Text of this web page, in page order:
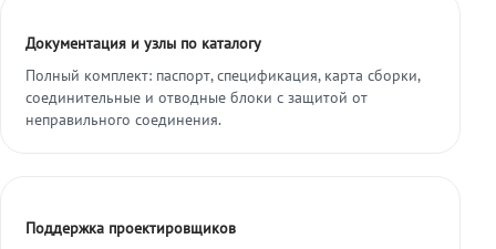
Документация и узлы по каталогу
Полный комплект: паспорт, спецификация, карта сборки,
соединительные и отводные блоки с защитой от
неправильного соединения.
Поддержка проектировщиков